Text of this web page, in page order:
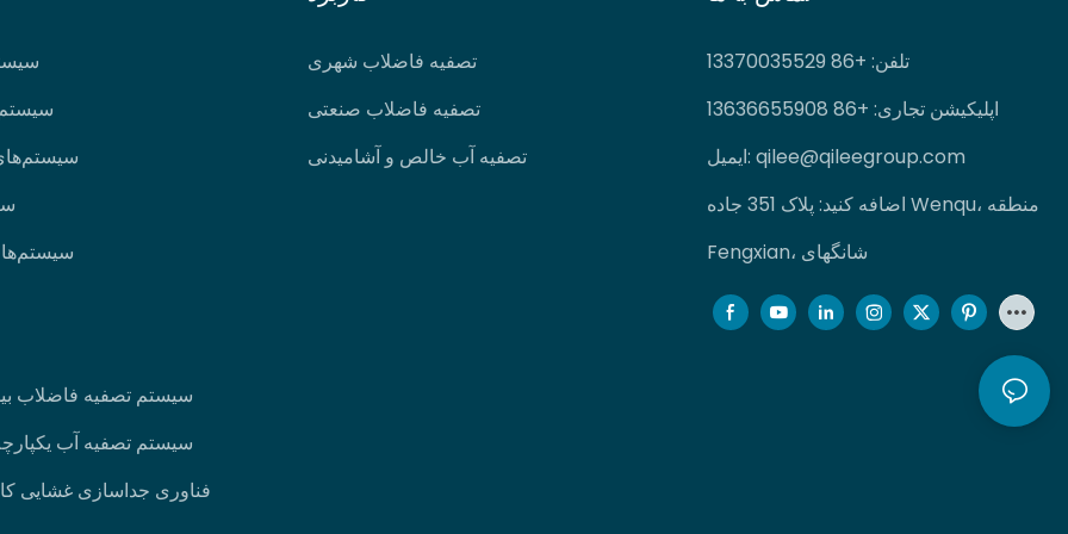
سیستم تصفیه فاضلاب
سیستم تصفیه آب
فناوری جداسازی غشایی
تصفیه فاضلاب شهری
تصفیه فاضلاب صنعتی
تصفیه آب خالص و آشامیدنی
تلفن: +86 13370035529
اپلیکیشن تجاری: +86 13636655908
ایمیل: qilee@qileegroup.com
اضافه کنید: پلاک 351 جاده Wenqu، منطقه
Fengxian، شانگهای